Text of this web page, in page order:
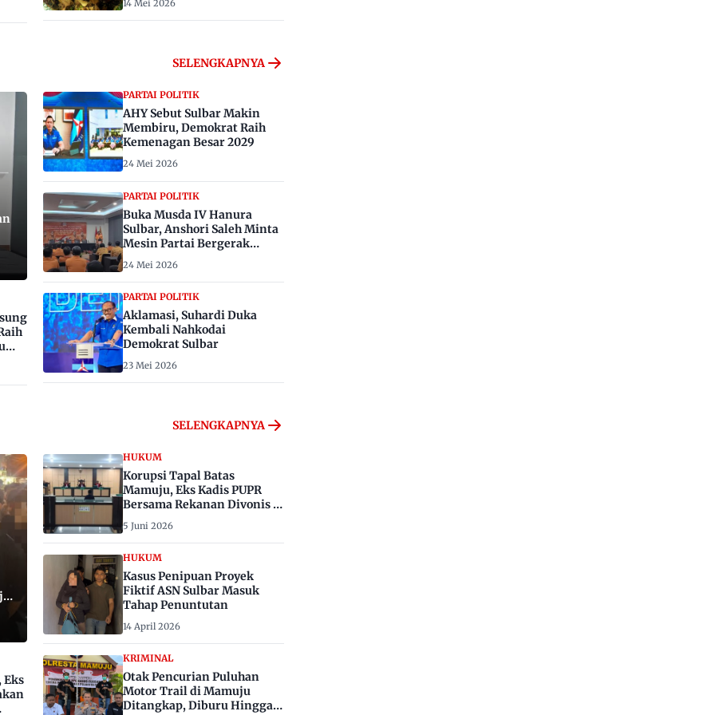
14 Mei 2026
SELENGKAPNYA
PARTAI POLITIK
AHY Sebut Sulbar Makin
Membiru, Demokrat Raih
Kemenagan Besar 2029
24 Mei 2026
PARTAI POLITIK
Buka Musda IV Hanura
Sulbar, Anshori Saleh Minta
Mesin Partai Bergerak
24 Mei 2026
PARTAI POLITIK
Aklamasi, Suhardi Duka
Kembali Nahkodai
Demokrat Sulbar
23 Mei 2026
SELENGKAPNYA
Eks
HUKUM
Korupsi Tapal Batas
Mamuju, Eks Kadis PUPR
Bersama Rekanan Divonis 6
dan 8 Tahun Penjara
5 Juni 2026
HUKUM
Kasus Penipuan Proyek
Fiktif ASN Sulbar Masuk
Tahap Penuntutan
14 April 2026
KRIMINAL
Otak Pencurian Puluhan
Motor Trail di Mamuju
Ditangkap, Diburu Hingga